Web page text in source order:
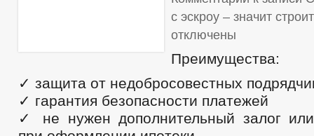
с эскроу – значит
отключены
Преимущества:
✓ защита от недобросовестных
✓ гарантия безопасности платежей
✓ не нужен дополнительный залог или